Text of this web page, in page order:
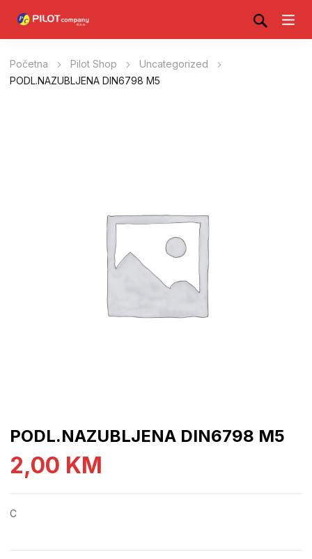
Početna Pilot Shop
Uncategorized
PODL.NAZUBLJENA DIN6798 M5
PODL.NAZUBLJENA DIN6798 M5
2,00 KM
C